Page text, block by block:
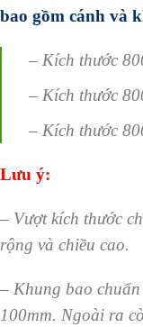
bao gồm cánh và
– Kích thước
– Kích thước
– Kích thước
Lưu ý:
– Vượt kích thước
rộng và chiều cao.
– Khung bao
100mm. Ngoài ra